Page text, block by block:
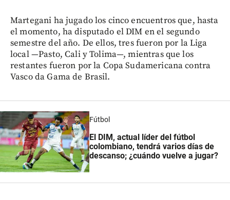
Martegani ha jugado los cinco encuentros que, hasta
el momento, ha disputado el DIM en el segundo
semestre del año. De ellos, tres fueron por la Liga
local —Pasto, Cali y Tolima—, mientras que los
restantes fueron por la Copa Sudamericana contra
Vasco da Gama de Brasil.
Fútbol
El DIM, actual líder del fútbol
colombiano, tendrá varios días de
descanso; ¿cuándo vuelve a jugar?